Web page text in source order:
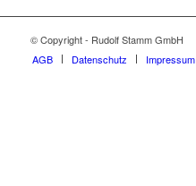
© Copyright - Rudolf Stamm GmbH
AGB
Datenschutz Impressum